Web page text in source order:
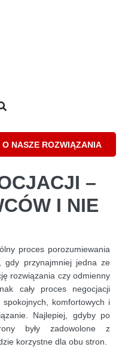
NASZE ROZWIĄZANIA
–
I NIE
proces porozumiewania
gdy przynajmniej jedna ze
rozwiązania czy odmienny
cały proces negocjacji
komfortowych i
Najlepiej, gdyby po
były zadowolone z
korzystne dla obu stron.